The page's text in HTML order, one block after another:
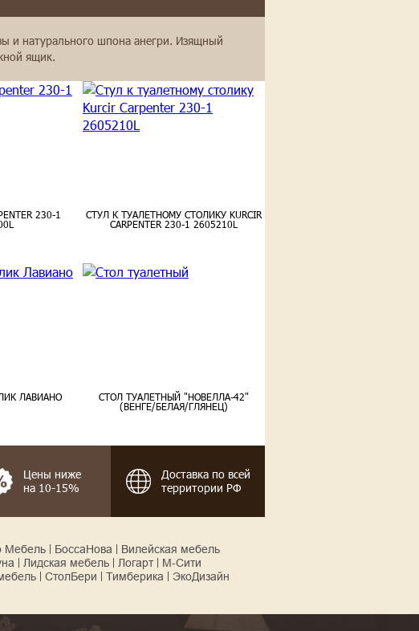
и натурального шпона анегри. Изящный
ящик.
СТУЛ К ТУАЛЕТНОМУ СТОЛИКУ KURCIR
CARPENTER 230-1 2605210L
230-1
СТОЛ ТУАЛЕТНЫЙ "НОВЕЛЛА-42"
(ВЕНГЕ/БЕЛАЯ/ГЛЯНЕЦ)
ЛАВИАНО
Цены ниже
на 10-15%
Доставка по всей
территории РФ
Мебель БоссаНова
Вилейская мебель
Лидская мебель Логарт
М-Сити
СтолБери Тимберика ЭкоДизайн